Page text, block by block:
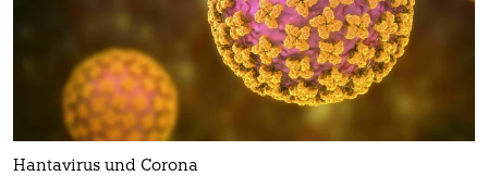
Hantavirus und Corona